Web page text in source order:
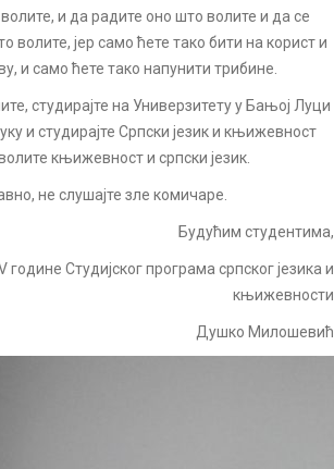
и да радите оно што волите и да се
волите, јер само ћете тако бити на корист и
и само ћете тако напунити трибине.
студирајте на Универзитету у Бањој Луци
и студирајте Српски језик и књижевност
књижевност и српски језик.
не слушајте зле комичаре.
Будућим студентима,
године Студијског програма српског језика и
књижевности
Душко Милошевић